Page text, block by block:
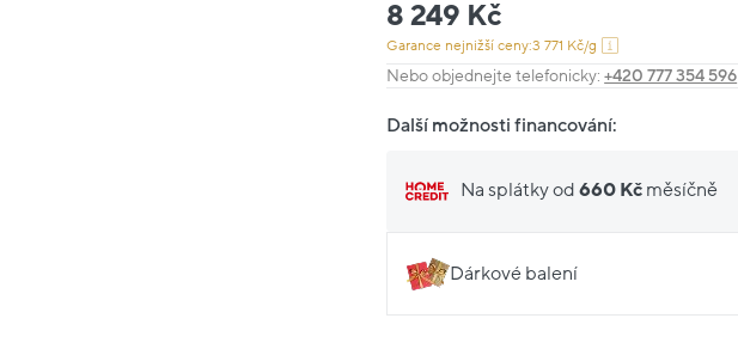
8 249 Kč
Garance nejnižší ceny:3 771 Kč/g
Nebo objednejte telefonicky:+420 777 354 596
Další možnosti financování:
Na splátky od660 Kč měsíčně
Dárkové balení